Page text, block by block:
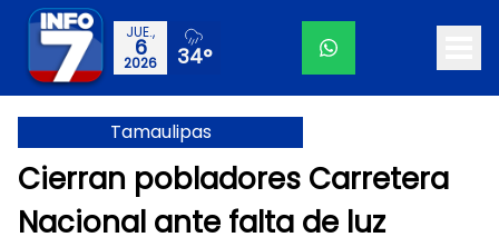
JUE.,
6
2026 34°
Tamaulipas
Cierran pobladores Carretera
Nacional ante falta de luz